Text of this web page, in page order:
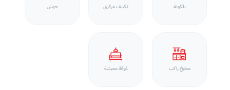
بلكونة تكييف مركزي حوش
مطبخ راكب غرفة معيشة